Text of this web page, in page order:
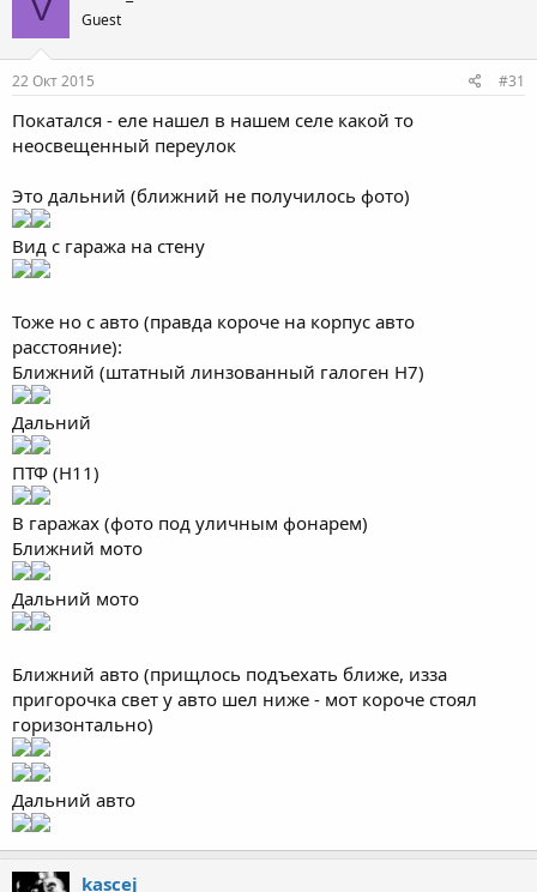
V Guest
22 Окт 2015 #31
Покатался - еле нашел в нашем селе какой то
неосвещенный переулок
Это дальний (ближний не получилось фото)
Вид с гаража на стену
Тоже но с авто (правда короче на корпус авто
расстояние):
Ближний (штатный линзованный галоген Н7)
Дальний
ПТФ (Н11)
В гаражах (фото под уличным фонарем)
Ближний мото
Дальний мото
Ближний авто (прищлось подъехать ближе, изза
пригорочка свет у авто шел ниже - мот короче стоял
горизонтально)
Дальний авто
kascej